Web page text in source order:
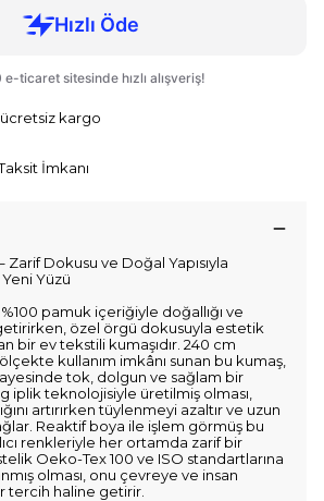
kargo
İmkanı
Zarif Dokusu ve Doğal Yapısıyla
Yüzü
pamuk içeriğiyle doğallığı ve
özel örgü dokusuyla estetik
bir ev tekstili kumaşıdır. 240 cm
kullanım imkânı sunan bu kumaş,
tok, dolgun ve sağlam bir
iplik teknolojisiyle üretilmiş olması,
artırırken tüylenmeyi azaltır ve uzun
Reaktif boya ile işlem görmüş bu
renkleriyle her ortamda zarif bir
Oeko-Tex 100 ve ISO standartlarına
olması, onu çevreye ve insan
tercih haline getirir.